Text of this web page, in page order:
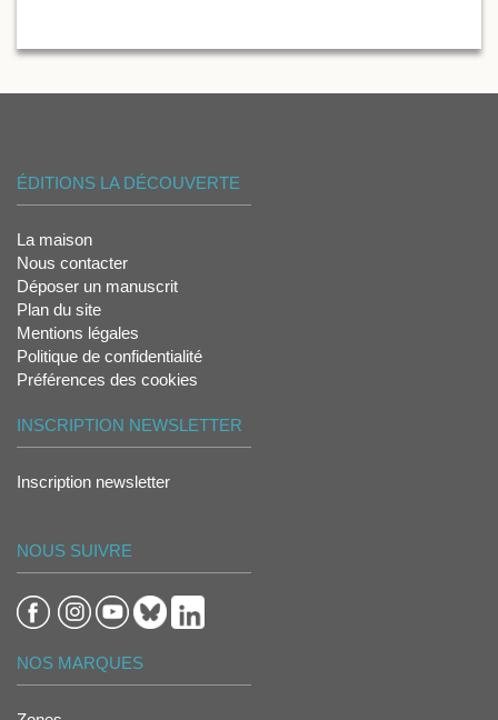
ÉDITIONS LA DÉCOUVERTE
La maison
Nous contacter
Déposer un manuscrit
Plan du site
Mentions légales
Politique de confidentialité
Préférences des cookies
INSCRIPTION NEWSLETTER
Inscription newsletter
NOUS SUIVRE
NOS MARQUES